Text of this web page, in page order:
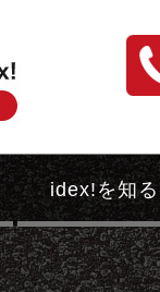
idex!を知る